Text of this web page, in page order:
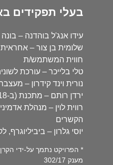
בעלי תפקידים
עידו אנג'ל בוהדנה –
שלומית בן צור –
חווית המשתמש/ת
טלי בלייכר – עורכת
נורית וינד קידרון –
ירדן רותם – מתכנת (ב-2019-2018)
רווית לוין – מנהלת
הקשרים
יוסי גלרון – ביביליוגרף,
* הפרויקט נתמך על-ידי
מענק 302/17